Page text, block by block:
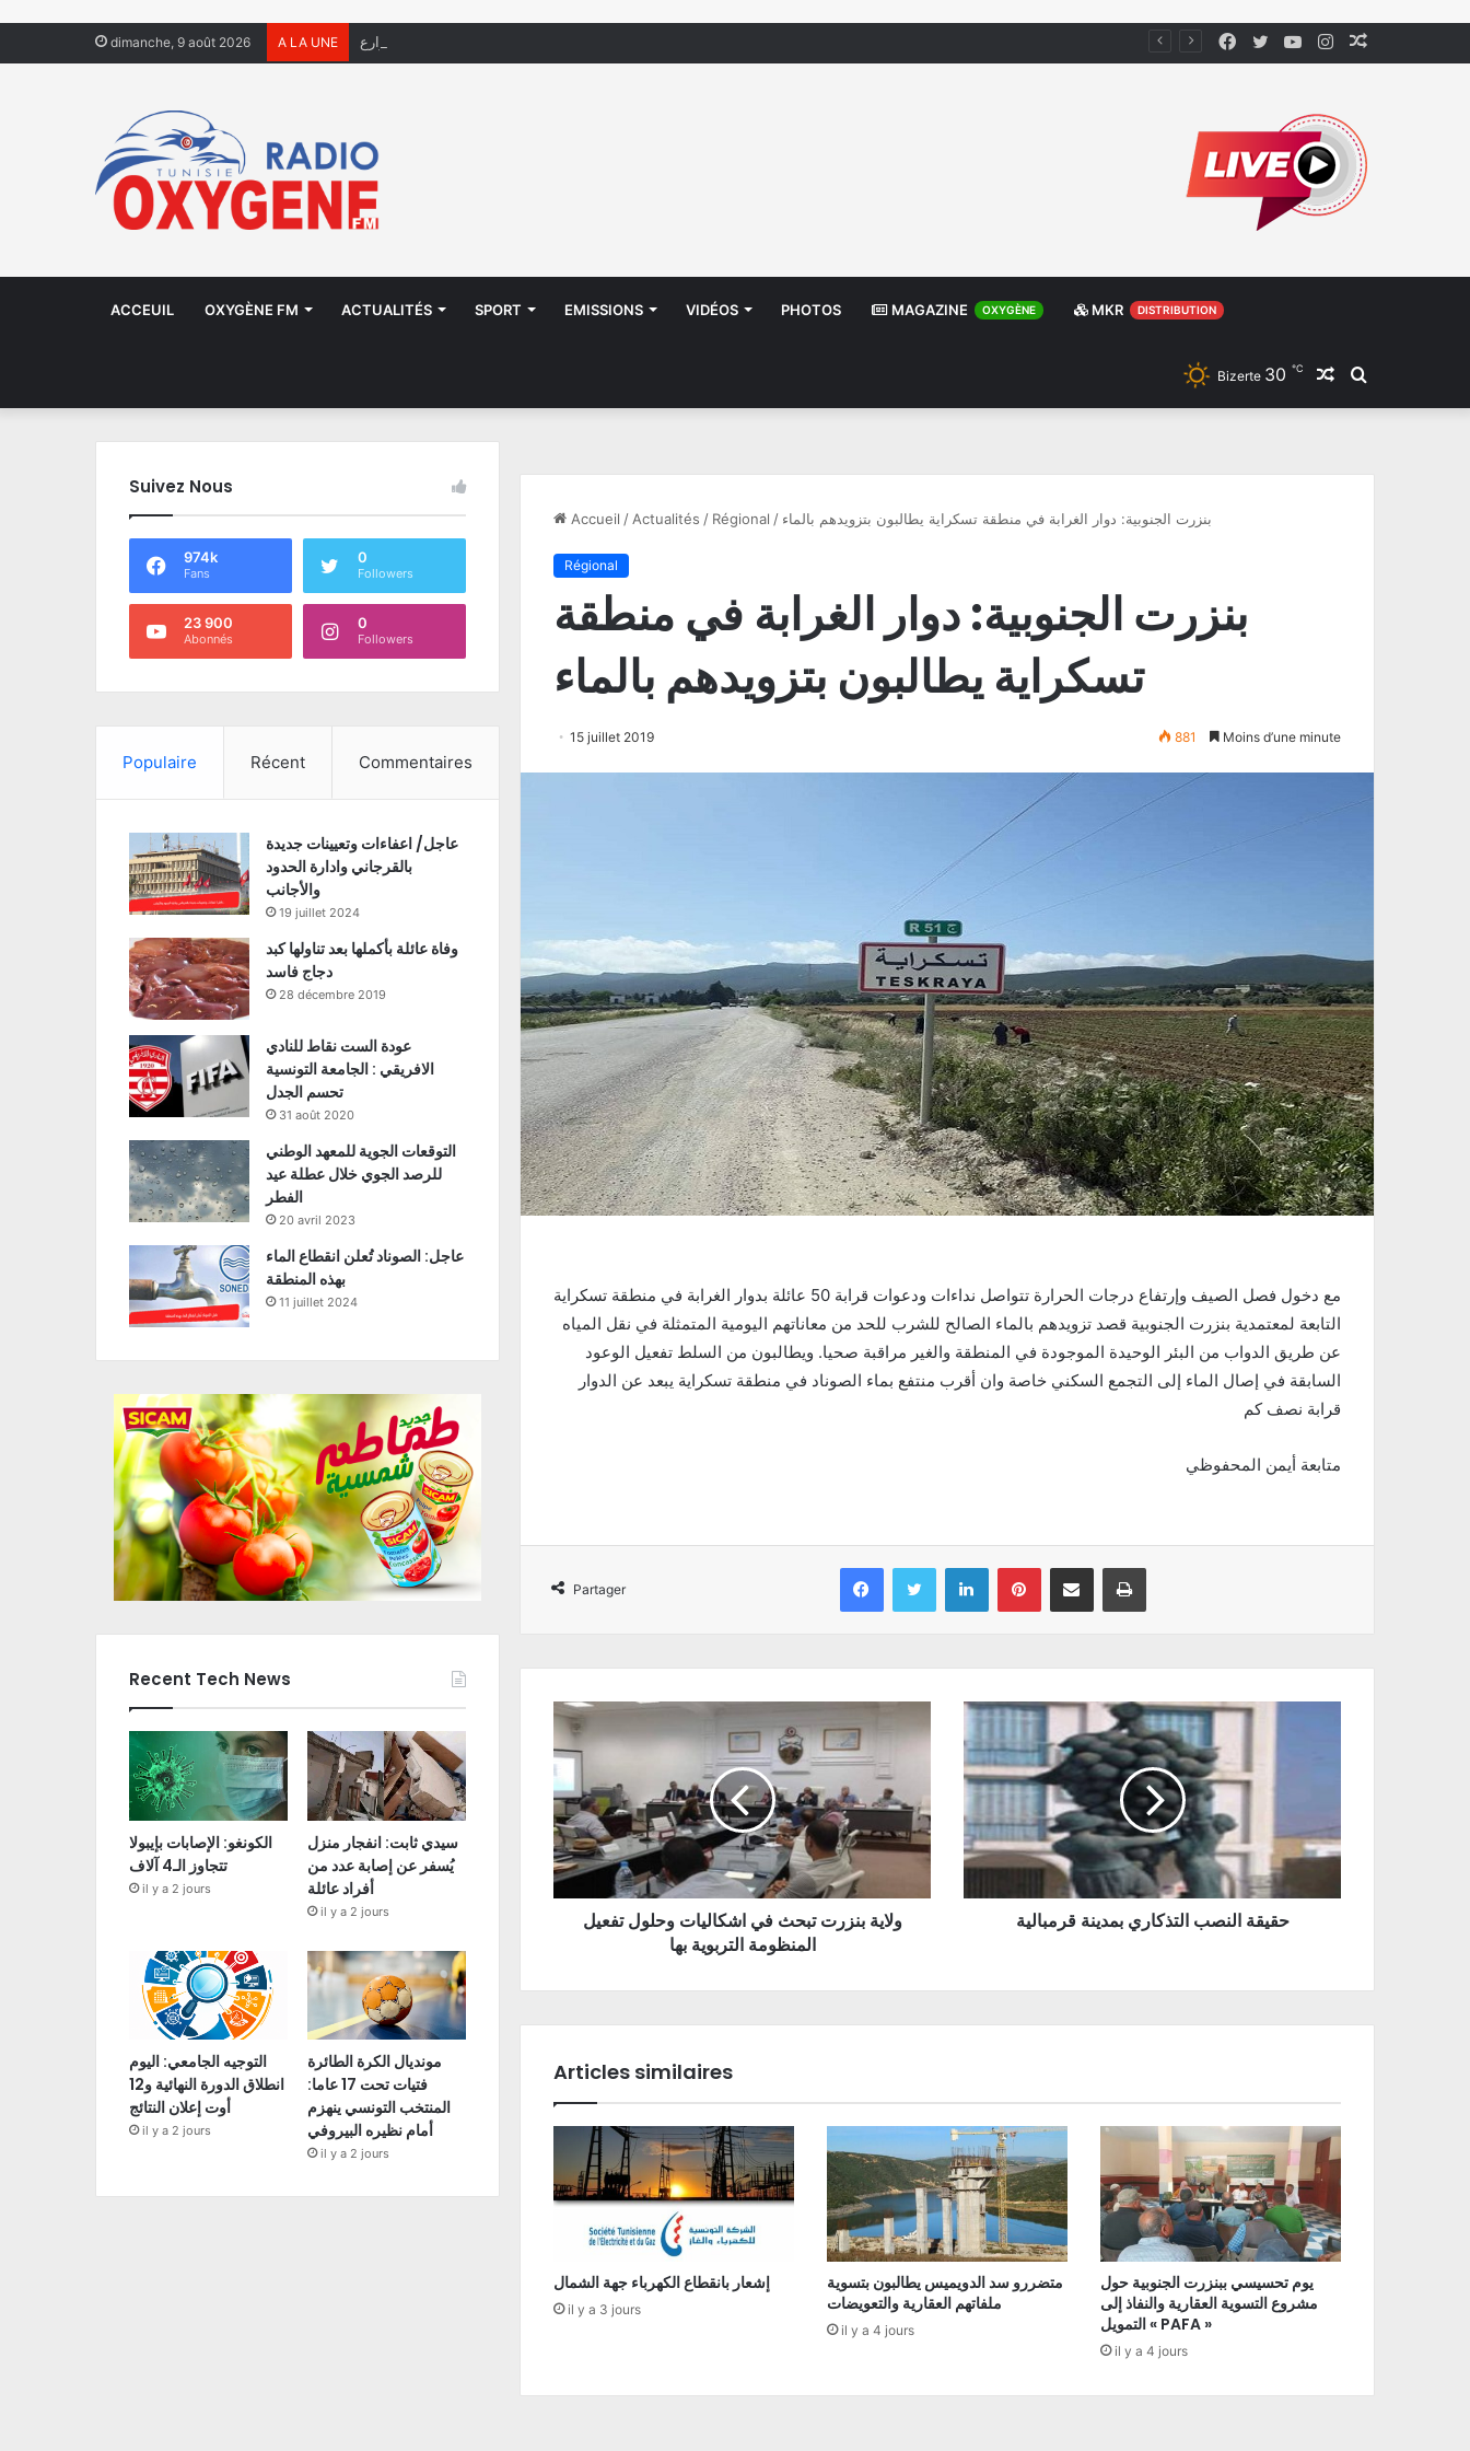
dimanche, 9 août 2026 A LA UNE منظّمة تدعو السلطات إلى التدخل بعد تداول صور أطفال يعيشون في الشوارع Instagram
YouTube
Twitter
Facebook
ACCEUIL OXYGÈNE FM ACTUALITÉS SPORT EMISSIONS VIDÉOS PHOTOS MAGAZINE OXYGÈNE MKR DISTRIBUTION
Rechercher
Article
Bizerte 30 ℃
Accueil / Actualités / Régional / بنزرت الجنوبية: دوار الغرابة في منطقة تسكراية يطالبون بتزويدهم بالماء
Régional
بنزرت الجنوبية: دوار الغرابة في منطقة
تسكراية يطالبون بتزويدهم بالماء
15 juillet 2019 881 Moins d’une minute
مع دخول فصل الصيف وإرتفاع درجات الحرارة تتواصل نداءات ودعوات قرابة 50 عائلة بدوار الغرابة في منطقة تسكراية
التابعة لمعتمدية بنزرت الجنوبية قصد تزويدهم بالماء الصالح للشرب للحد من معاناتهم اليومية المتمثلة في نقل المياه
عن طريق الدواب من البئر الوحيدة الموجودة في المنطقة والغير مراقبة صحيا. ويطالبون من السلط تفعيل الوعود
السابقة في إصال الماء إلى التجمع السكني خاصة وان أقرب منتفع بماء الصوناد في منطقة تسكراية يبعد عن الدوار
قرابة نصف كم
متابعة أيمن المحفوظي
Partager
Facebook Twitter Linkedin Pinterest Partager par email Imprimer
ولاية بنزرت تبحث في اشكاليات وحلول تفعيل
المنظومة التربوية بها
حقيقة النصب التذكاري بمدينة قرمبالية
Articles similaires
إشعار بانقطاع الكهرباء جهة الشمال
il y a 3 jours
متضررو سد الدويميس يطالبون بتسوية
ملفاتهم العقارية والتعويضات
il y a 4 jours
يوم تحسيسي ببنزرت الجنوبية حول
مشروع التسوية العقارية والنفاذ إلى
التمويل « PAFA »
il y a 4 jours
Suivez Nous
974k
Fans
0
Followers
23 900
Abonnés
0
Followers
Populaire Récent Commentaires
عاجل/ اعفاءات وتعيينات جديدة
بالقرجاني وادارة الحدود
والأجانب
19 juillet 2024
وفاة عائلة بأكملها بعد تناولها كبد
دجاج فاسد
28 décembre 2019
عودة الست نقاط للنادي
الافريقي : الجامعة التونسية
تحسم الجدل
31 août 2020
التوقعات الجوية للمعهد الوطني
للرصد الجوي خلال عطلة عيد
الفطر
20 avril 2023
عاجل: الصوناد تُعلن انقطاع الماء
بهذه المنطقة
11 juillet 2024
Recent Tech News
الكونغو: الإصابات بإيبولا
تتجاوز الـ4 آلاف
il y a 2 jours
سيدي ثابت: انفجار منزل
يُسفر عن إصابة عدد من
أفراد عائلة
il y a 2 jours
التوجيه الجامعي: اليوم
انطلاق الدورة النهائية و12
أوت إعلان النتائج
il y a 2 jours
مونديال الكرة الطائرة
فتيات تحت 17 عاما:
المنتخب التونسي ينهزم
أمام نظيره البيروفي
il y a 2 jours